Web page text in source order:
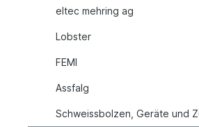
eltec mehring ag
Lobster
FEMI
Assfalg
Schweissbolzen, Geräte und